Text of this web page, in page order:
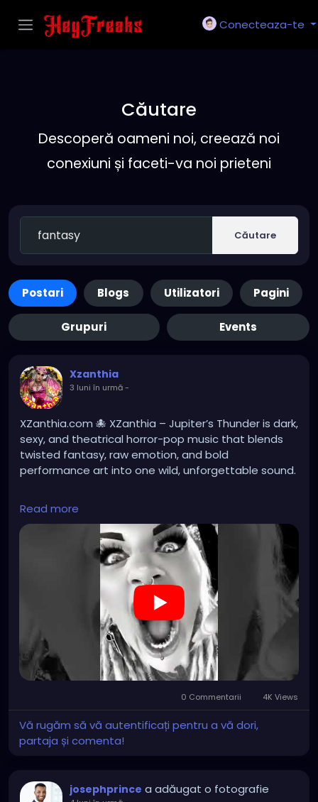
Conecteaza-te
Căutare
Descoperă oameni noi, creează noi
conexiuni și faceti-va noi prieteni
Căutare
Postari Blogs Utilizatori Pagini
Grupuri Events
Xzanthia
3 luni în urmă-
XZanthia.com 🐙 XZanthia – Jupiter’s Thunder is dark,
sexy, and theatrical horror-pop music that blends
twisted fantasy, raw emotion, and bold
performance art into one wild, unforgettable sound.
#darkmusic
https://youtube.com/shorts/nACthGxulT0?
si=BzDpcyTp28w-j9LV
Read more
0 Commentarii 4K Views
Vă rugăm să vă autentificați pentru a vă dori,
partaja și comenta!
josephprince a adăugat o fotografie